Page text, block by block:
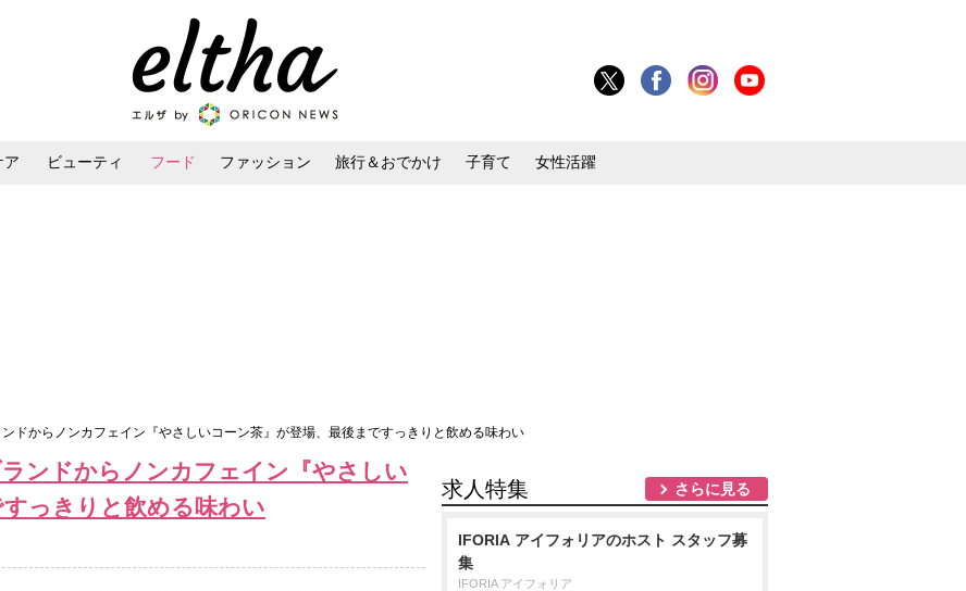
ア ビューティ フード ファッション 旅行＆おでかけ 子育て 女性活躍
ドからノンカフェイン『やさしいコーン茶』が登場、最後まですっきりと飲める味わい
ランドからノンカフェイン『やさしい
っきりと飲める味わい
求人特集 さらに見る
IFORIA アイフォリアのホスト スタッフ募
集
IFORIA アイフォリア